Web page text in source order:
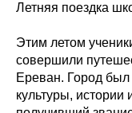
Летняя поездка
Этим летом
совершили
Ереван. Город
культуры, истории